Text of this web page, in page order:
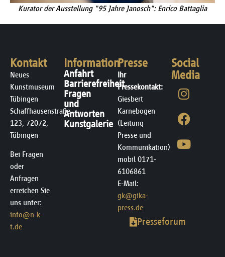
Kurator der Ausstellung "95 Jahre Janosch": Enrico Battaglia
Kontakt
Neues
Kunstmuseum
Tübingen
Schaffhausenstraße
123, 72072,
Tübingen
Bei Fragen
oder
Anfragen
erreichen Sie
uns unter:
info@n-k-
t.de
Information
Anfahrt
Barrierefreiheit
Fragen
und
Antworten
Kunstgalerie
Presse
Ihr
Pressekontakt:
Giesbert
Karnebogen
(Leitung
Presse und
Kommunikation)
mobil 0171-
6106861
E-Mail:
gk@gika-
press.de
Presseforum
Social
Media